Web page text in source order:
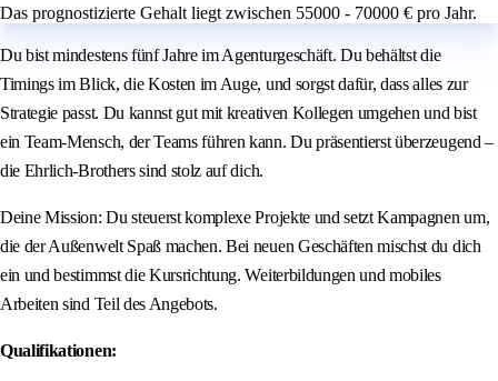
Das prognostizierte Gehalt liegt zwischen 55000 - 70000 € pro Jahr.
Du bist mindestens fünf Jahre im Agenturgeschäft. Du behältst die
Timings im Blick, die Kosten im Auge, und sorgst dafür, dass alles zur
Strategie passt. Du kannst gut mit kreativen Kollegen umgehen und bist
ein Team-Mensch, der Teams führen kann. Du präsentierst überzeugend –
die Ehrlich-Brothers sind stolz auf dich.
Deine Mission: Du steuerst komplexe Projekte und setzt Kampagnen um,
die der Außenwelt Spaß machen. Bei neuen Geschäften mischst du dich
ein und bestimmst die Kursrichtung. Weiterbildungen und mobiles
Arbeiten sind Teil des Angebots.
Qualifikationen: